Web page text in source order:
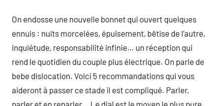
On endosse une nouvelle bonnet qui ouvert quelques
ennuis : nuits morcelées, épuisement, bêtise de l’autre,
inquiétude, responsabilité infinie… un réception qui
rend le quotidien du couple plus électrique. On parle de
bebe dislocation. Voici 5 recommandations qui vous
aideront à passer ce stade il est compliqué. Parler,
parler et en reparler… Le dial est le moyen le plus pure